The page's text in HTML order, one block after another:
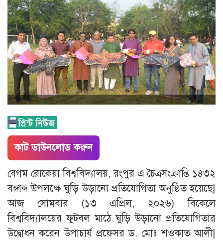
কাট ডাউনলোড করুন
বেগম রোকেয়া বিশ্ববিদ্যালয়, রংপুর এ চৈত্রসংক্রান্তি ১৪৩২
বঙ্গাব্দ উপলক্ষে ঘুড়ি উড়ানো প্রতিযোগিতা অনুষ্ঠিত হয়েছে|
আজ সোমবার (১৩ এপ্রিল, ২০২৬) বিকেলে
বিশ্ববিদ্যালয়ের ফুটবল মাঠে ঘুড়ি উড়ানো প্রতিযোগিতার
উদ্বোধন করেন উপাচার্য প্রফেসর ড. মোঃ শওকাত আলী|